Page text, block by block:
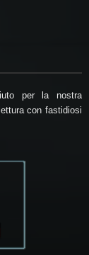
per la nostra
con fastidiosi